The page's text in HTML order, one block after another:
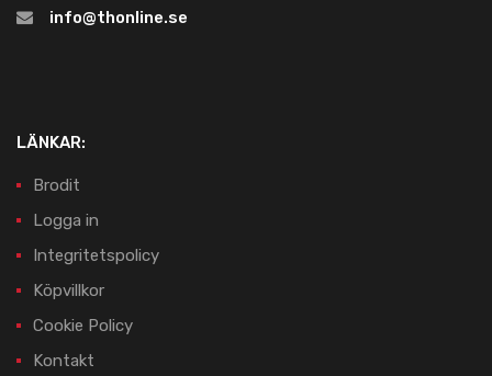
info@thonline.se
LÄNKAR:
Brodit
Logga in
Integritetspolicy
Köpvillkor
Cookie Policy
Kontakt